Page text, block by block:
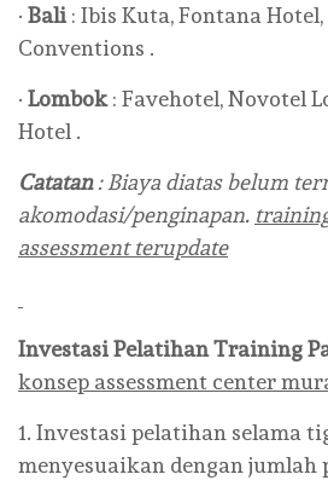
· Bali : Ibis Kuta, Fontana Hotel,
Conventions .
· Lombok: Favehotel, Novotel
Hotel .
Catatan: Biaya diatas belum
akomodasi/penginapan.
assessment terupdate
Investasi Pelatihan Training
konsep assessment center
1. Investasi pelatihan selama
menyesuaikan dengan jumlah